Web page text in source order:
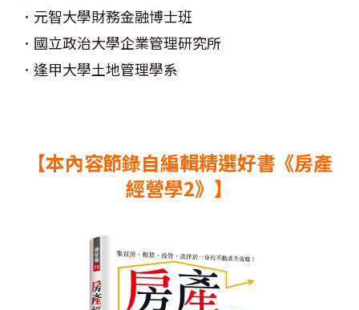
．元智大學財務金融博士班
．國立政治大學企業管理研究所
．逢甲大學土地管理學系
【本內容節錄自編輯精選好書《房產
經營學2》】